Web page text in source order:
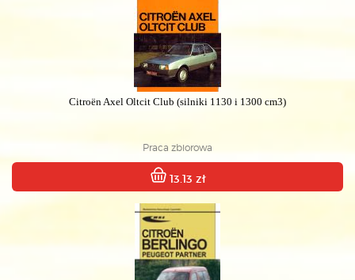
Citroën Axel Oltcit Club (silniki 1130 i 1300 cm3)
Praca zbiorowa
13.13 zł